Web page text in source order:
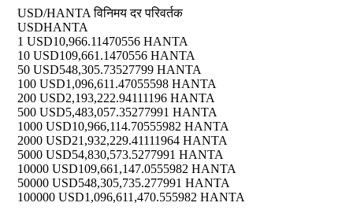
USD/HANTA विनिमय दर परिवर्तक
USDHANTA
1 USD10,966.11470556 HANTA
10 USD109,661.1470556 HANTA
50 USD548,305.73527799 HANTA
100 USD1,096,611.47055598 HANTA
200 USD2,193,222.94111196 HANTA
500 USD5,483,057.35277991 HANTA
1000 USD10,966,114.70555982 HANTA
2000 USD21,932,229.41111964 HANTA
5000 USD54,830,573.5277991 HANTA
10000 USD109,661,147.0555982 HANTA
50000 USD548,305,735.277991 HANTA
100000 USD1,096,611,470.555982 HANTA